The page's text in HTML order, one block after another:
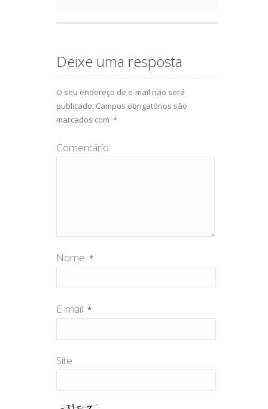
Deixe uma resposta
O seu endereço de e-mail não será
publicado. Campos obrigatórios são
marcados com *
Comentário
Nome *
E-mail *
Site